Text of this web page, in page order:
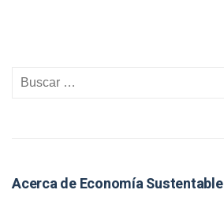
Acerca de Economía Sustentable